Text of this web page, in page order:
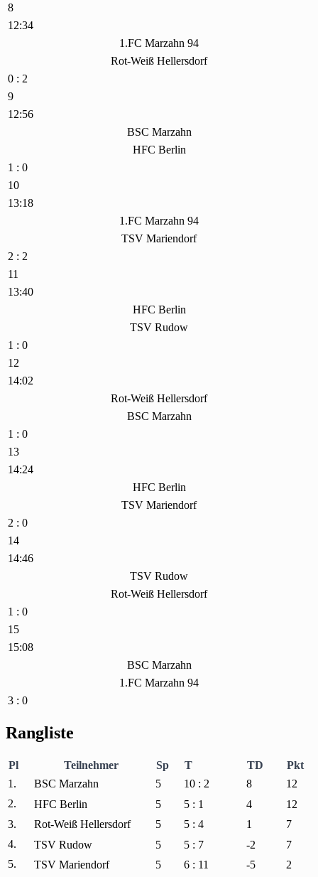
8
12:34
1.FC Marzahn 94
Rot-Weiß Hellersdorf
0 : 2
9
12:56
BSC Marzahn
HFC Berlin
1 : 0
10
13:18
1.FC Marzahn 94
TSV Mariendorf
2 : 2
11
13:40
HFC Berlin
TSV Rudow
1 : 0
12
14:02
Rot-Weiß Hellersdorf
BSC Marzahn
1 : 0
13
14:24
HFC Berlin
TSV Mariendorf
2 : 0
14
14:46
TSV Rudow
Rot-Weiß Hellersdorf
1 : 0
15
15:08
BSC Marzahn
1.FC Marzahn 94
3 : 0
Rangliste
Pl Teilnehmer Sp T TD
Pkt
1.
BSC Marzahn 5 10 : 2 8
12
2.
HFC Berlin 5 5 : 1 4
12
3.
Rot-Weiß Hellersdorf 5 5 : 4 1
7
4.
TSV Rudow 5 5 : 7 -2
7
5.
TSV Mariendorf 5 6 : 11 -5 2